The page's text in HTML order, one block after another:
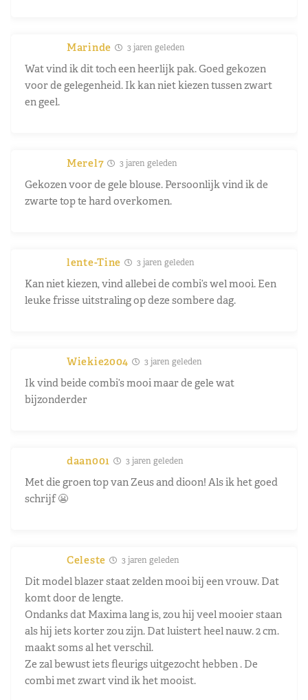
Marinde 3 jaren geleden
Wat vind ik dit toch een heerlijk pak. Goed gekozen
voor de gelegenheid. Ik kan niet kiezen tussen zwart
en geel.
Merel7 3 jaren geleden
Gekozen voor de gele blouse. Persoonlijk vind ik de
zwarte top te hard overkomen.
lente-Tine 3 jaren geleden
Kan niet kiezen, vind allebei de combi’s wel mooi. Een
leuke frisse uitstraling op deze sombere dag.
Wiekie2004 3 jaren geleden
Ik vind beide combi’s mooi maar de gele wat
bijzonderder
daan001 3 jaren geleden
Met die groen top van Zeus and dioon! Als ik het goed
schrijf 😬
Celeste 3 jaren geleden
Dit model blazer staat zelden mooi bij een vrouw. Dat
komt door de lengte.
Ondanks dat Maxima lang is, zou hij veel mooier staan
als hij iets korter zou zijn. Dat luistert heel nauw. 2 cm.
maakt soms al het verschil.
Ze zal bewust iets fleurigs uitgezocht hebben . De
combi met zwart vind ik het mooist.